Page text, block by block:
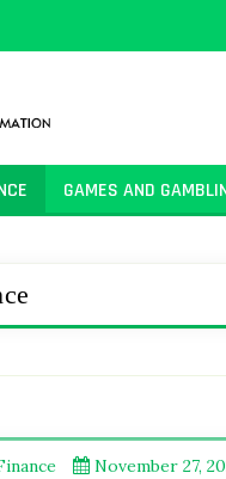
GAMES AND
November 27,